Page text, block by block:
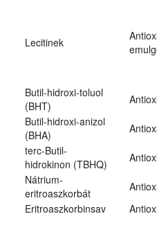
Lecitinek
Butil-hidroxi-toluol
(BHT)
Butil-hidroxi-anizol
(BHA)
terc-Butil-
hidrokinon (TBHQ)
Nátrium-
eritroaszkorbát
Eritroaszkorbinsav